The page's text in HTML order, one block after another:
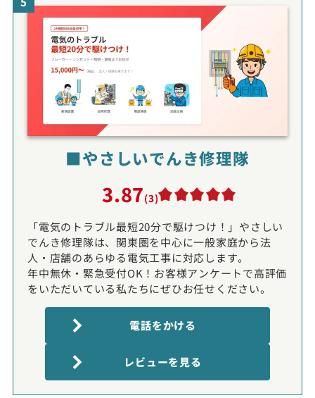
■やさしいでんき修理隊
3.87(3)
「電気のトラブル最短20分で駆けつけ！」やさしい
でんき修理隊は、関東圏を中心に一般家庭から法
人・店舗のあらゆる電気工事に対応します。
年中無休・緊急受付OK！お客様アンケートで高評価
をいただいている私たちにぜひお任せください。
電話をかける
レビューを見る